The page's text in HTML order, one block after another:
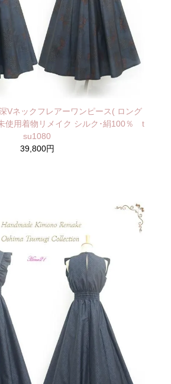
Vネックフレアーワンピース( ロング
使用着物リメイク シルク･絹100％ t
su1080
39,800円